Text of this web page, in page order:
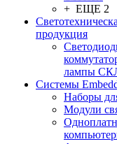
+ ЕЩЕ 2
продукция
лампы
Системы
Наборы
Модули